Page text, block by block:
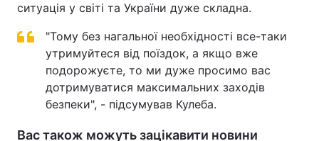
ситуація у світі та України дуже складна.
"Тому без нагальної необхідності все-таки
утримуйтеся від поїздок, а якщо вже
подорожуєте, то ми дуже просимо вас
дотримуватися максимальних заходів
безпеки", - підсумував Кулеба.
Вас також можуть зацікавити новини